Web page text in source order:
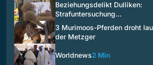
Beziehungsdelikt Dulliken:
Strafuntersuchung…
3 Murimoos-Pferden droht
der Metzger
Worldnews2 Min